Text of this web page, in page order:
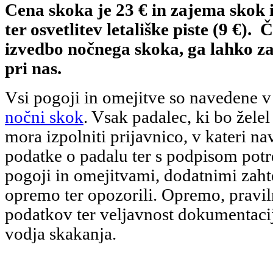
Cena skoka je 23 € in zajema skok
ter osvetlitev letališke piste (9 €).
izvedbo nočnega skoka, ga lahko
pri nas.
Vsi pogoji in omejitve so navedene
nočni skok. Vsak padalec, ki bo
mora izpolniti prijavnico, v kateri
podatke o padalu ter s podpisom
pogoji in omejitvami, dodatnimi
opremo ter opozorili. Opremo,
podatkov ter veljavnost
vodja skakanja.